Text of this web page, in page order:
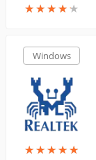
★★★★★
★★★★★
Windows
★★★★★
★★★★★